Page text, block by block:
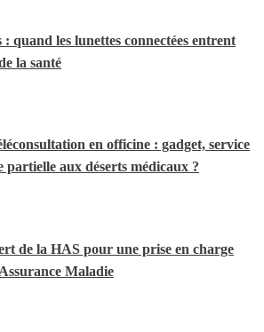
: quand les lunettes connectées entrent
la santé
en officine : gadget, service
partielle aux déserts médicaux ?
de la HAS pour une prise en charge
Maladie